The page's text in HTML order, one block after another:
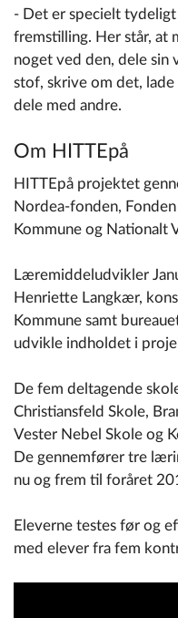
- Det er specielt
fremstilling. Her står, at
noget ved den, dele sin
stof, skrive om det,
dele med andre.
Om HITTEpå
HITTEpå projektet
Nordea-fonden,
Kommune og Nationalt
Læremiddeludvikler
Henriette Langkær,
Kommune samt
udvikle indholdet i
De fem deltagende
Christiansfeld Skole,
Vester Nebel Skole og
De gennemfører tre
nu og frem til foråret
Eleverne testes før og
med elever fra fem